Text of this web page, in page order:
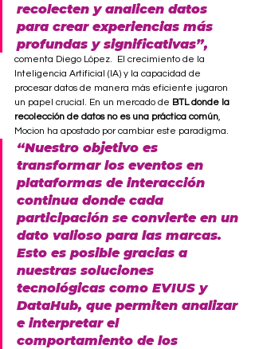
recolecten y analicen datos
para crear experiencias más
profundas y significativas”,
comenta Diego López.  El crecimiento de la
Inteligencia Artificial (IA) y la capacidad de
procesar datos de manera más eficiente jugaron
un papel crucial. En un mercado de BTL donde la
recolección de datos no es una práctica común,
Mocion ha apostado por cambiar este paradigma.
“Nuestro objetivo es
transformar los eventos en
plataformas de interacción
continua donde cada
participación se convierte en un
dato valioso para las marcas.
Esto es posible gracias a
nuestras soluciones
tecnológicas como EVIUS y
DataHub, que permiten analizar
e interpretar el
comportamiento de los